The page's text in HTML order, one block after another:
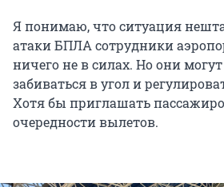
Я понимаю, что ситуация
атаки БПЛА сотрудники
ничего не в силах. Но они
забиваться в угол и
Хотя бы приглашать
очередности вылетов.